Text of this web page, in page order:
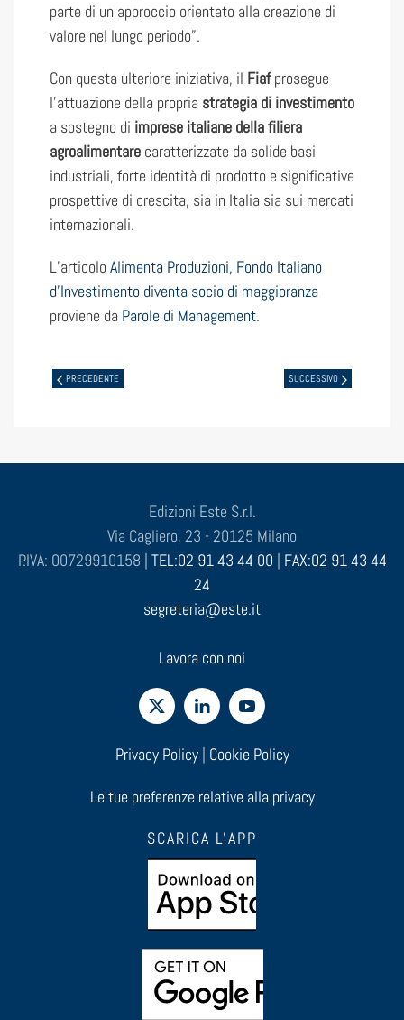
parte di un approccio orientato alla creazione di
valore nel lungo periodo”.
Con questa ulteriore iniziativa, il Fiafprosegue
l’attuazione della propria strategia di investimento
a sostegno di imprese italiane della filiera
agroalimentare caratterizzate da solide basi
industriali, forte identità di prodotto e significative
prospettive di crescita, sia in Italia sia sui mercati
internazionali.
L’articolo Alimenta Produzioni, Fondo Italiano
d’Investimento diventa socio di maggioranza
proviene da Parole di Management.
PRECEDENTE SUCCESSIVO
Edizioni Este S.r.l.
Via Cagliero, 23 - 20125 Milano
P.IVA: 00729910158 | TEL:02 91 43 44 00 | FAX:02 91 43 44
24
segreteria@este.it
Lavora con noi
Privacy Policy| Cookie Policy
Le tue preferenze relative alla privacy
SCARICA L'APP